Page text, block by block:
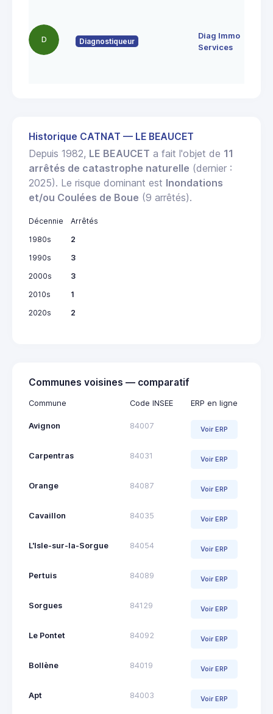
D Diagnostiqueur
Diag Immo
Services
Historique CATNAT — LE BEAUCET
Depuis 1982, LE BEAUCET a fait l'objet de 11
arrêtés de catastrophe naturelle (dernier :
2025). Le risque dominant est Inondations
et/ou Coulées de Boue (9 arrêtés).
Décennie
Arrêtés
1980s
2
1990s
3
2000s
3
2010s
1
2020s
2
Communes voisines — comparatif
Commune Code INSEE ERP en ligne
Avignon 84007 Voir ERP
Carpentras 84031 Voir ERP
Orange 84087 Voir ERP
Cavaillon 84035 Voir ERP
L'Isle-sur-la-Sorgue 84054 Voir ERP
Pertuis 84089 Voir ERP
Sorgues 84129 Voir ERP
Le Pontet 84092 Voir ERP
Bollène 84019 Voir ERP
Apt 84003 Voir ERP